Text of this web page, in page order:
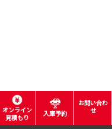
オンライン
見積もり
入庫予約
お問い合わ
せ